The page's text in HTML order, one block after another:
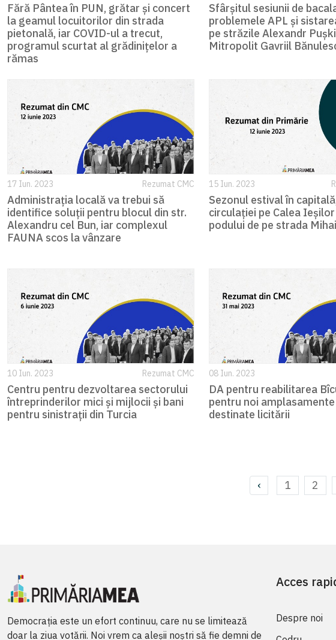
Fără Pântea în PUN, grătar și concert
la geamul locuitorilor din strada
pietonală, iar COVID-ul a trecut,
programul scurtat al grădinițelor a
rămas
Sfârșitul sesiunii de
problemele APL și
pe străzile Alexandr
Mitropolit Gavriil
17 Iun. 2023 Rezumat CMC
Administrația locală va trebui să
identifice soluții pentru blocul din str.
Alexandru cel Bun, iar complexul
FAUNA scos la vânzare
15 Iun. 2023
Sezonul estival în
circulației pe Calea
podului de pe strada
10 Iun. 2023 Rezumat CMC
Centru pentru dezvoltarea sectorului
întreprinderilor mici și mijlocii și bani
pentru sinistrații din Turcia
08 Iun. 2023
DA pentru reabilitarea
pentru noi
destinate licitării
‹ 1 2
Democrația este un efort continuu, care nu se limitează
doar la ziua votării. Noi vrem ca aleșii noștri să fie demni de
Acces
Despre noi